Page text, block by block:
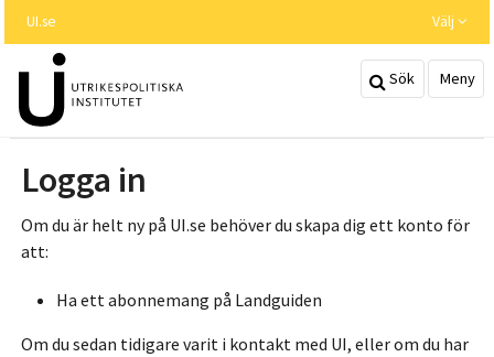
huvudinnehållet
UI.se Välj
Sök Meny
Logga in
Om du är helt ny på UI.se behöver du skapa dig ett konto för
att:
Ha ett abonnemang på Landguiden
Om du sedan tidigare varit i kontakt med UI, eller om du har